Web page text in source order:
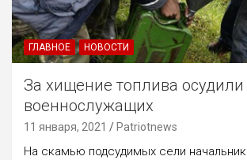
ГЛАВНОЕ НОВОСТИ
За хищение топлива осудили
военнослужащих
11 января, 2021 Patriotnews
На скамью подсудимых сели начальник